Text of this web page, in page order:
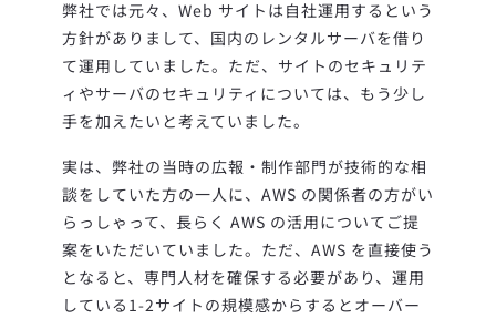
弊社では元々、Web サイトは自社運用するという
方針がありまして、国内のレンタルサーバを借り
て運用していました。ただ、サイトのセキュリテ
ィやサーバのセキュリティについては、もう少し
手を加えたいと考えていました。
実は、弊社の当時の広報・制作部門が技術的な相
談をしていた方の一人に、AWS の関係者の方がい
らっしゃって、長らく AWS の活用についてご提
案をいただいていました。 ただ、AWS を直接使う
となると、専門人材を確保する必要があり、運用
している1-2サイトの規模感からするとオーバー